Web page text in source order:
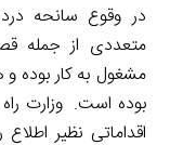
در وقوع سانحه
متعددی از جمله
مشغول به کار بوده
بوده است. وزارت
اقداماتی نظیر